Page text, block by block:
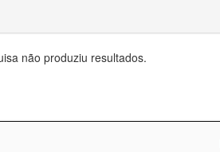
não produziu resultados.